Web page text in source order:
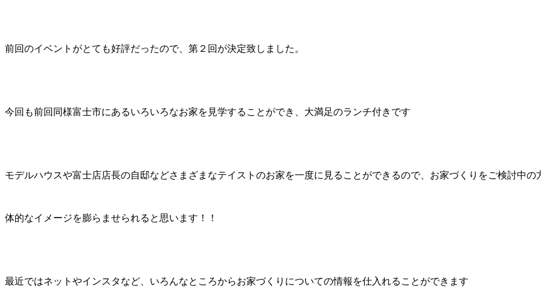
前回のイベントがとても好評だったので、第２回が決定致しました。
今回も前回同様富士市にあるいろいろなお家を見学することができ、大満足のランチ付きです
モデルハウスや富士店店長の自邸などさまざまなテイストのお家を一度に見ることができるので、お家づくりをご検討中の
体的なイメージを膨らませられると思います！！
最近ではネットやインスタなど、いろんなところからお家づくりについての情報を仕入れることができます